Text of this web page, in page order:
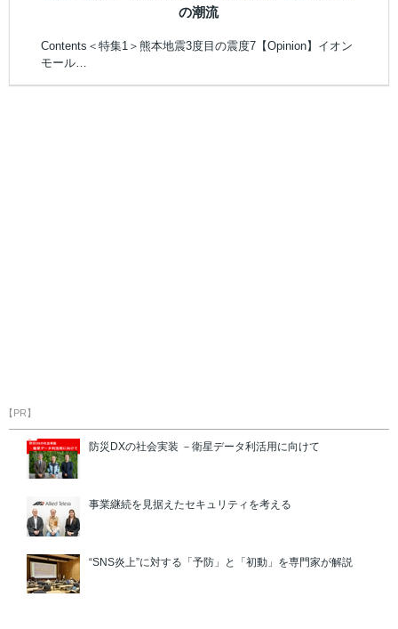
の潮流
Contents＜特集1＞熊本地震3度目の震度7【Opinion】イオン
モール…
【PR】
防災DXの社会実装 －衛星データ利活用に向けて
事業継続を見据えたセキュリティを考える
“SNS炎上”に対する「予防」と「初動」を専門家が解説